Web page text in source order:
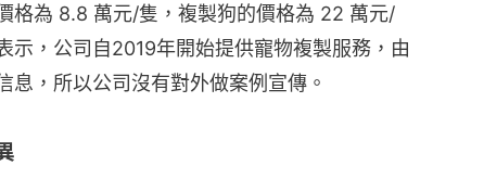
格為 8.8 萬元/隻，複製狗的價格為 22 萬元/
示，公司自2019年開始提供寵物複製服務，由
息，所以公司沒有對外做案例宣傳。